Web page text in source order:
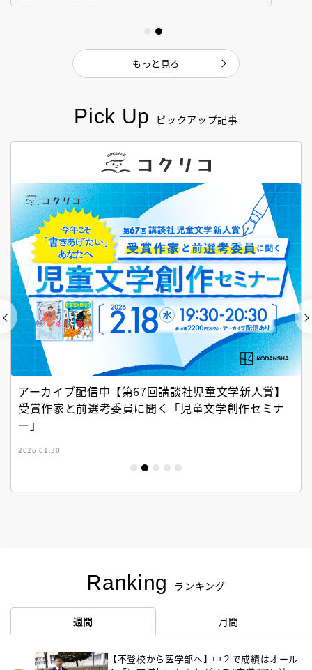
Pick Up ピックアップ記事
アーカイブ配信中【第67回講談社児童文学新人賞】
受賞作家と前選考委員に聞く「児童文学創作セミナ
ー」
2026.01.30
Ranking ランキング
週間 月間
【不登校から医学部へ】中２で成績はオール
もっと見る